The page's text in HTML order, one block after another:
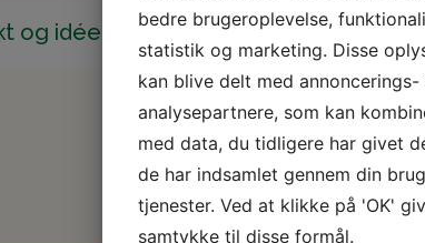
og idéer
bedre brugeroplevelse,
statistik og marketing. Disse
kan blive delt med annoncerings-
analysepartnere, som kan
med data, du tidligere har givet
de har indsamlet gennem din
tjenester. Ved at klikke på 'OK'
samtykke til disse formål.